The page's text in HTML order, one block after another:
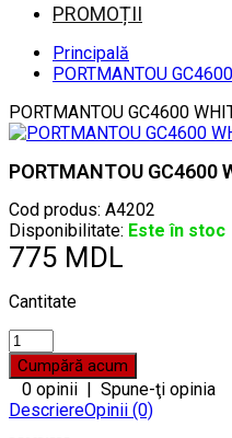
PROMOȚII
Principală
PORTMANTOU
PORTMANTOU GC4600
PORTMANTOU GC4600
Cod produs: A4202
Disponibilitate: Este în stoc
775 MDL
Cantitate
0 opinii | Spune-ţi opinia
DescriereOpinii (0)